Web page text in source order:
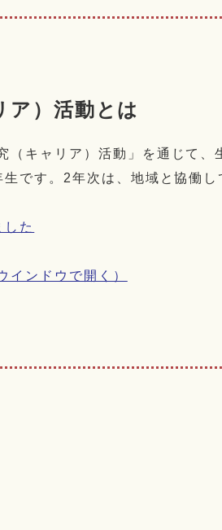
ア）活動とは
キャリア）活動」を通じて、
です。2年次は、地域と協働し
た
インドウで開く）